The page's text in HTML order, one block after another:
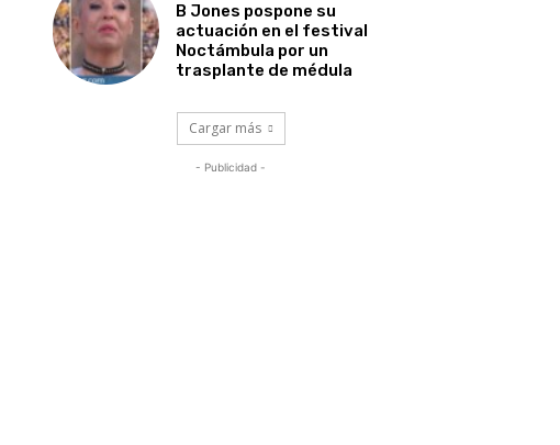
B Jones pospone su
actuación en el festival
Noctámbula por un
trasplante de médula
Cargar más
- Publicidad -